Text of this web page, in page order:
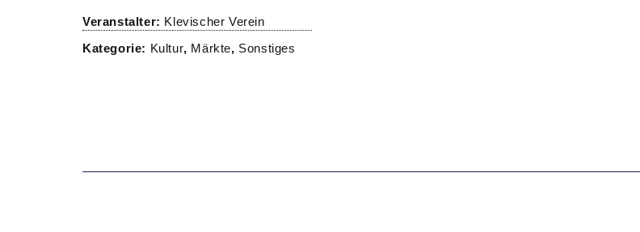
Veranstalter: Klevischer Verein
Kategorie: Kultur, Märkte, Sonstiges